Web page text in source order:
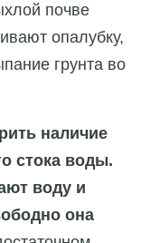
почве
опалубку,
грунта во
наличие
стока воды.
воду и
она